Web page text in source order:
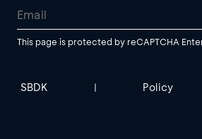
This page is protected by reCAPTCHA
SBDK | Policy